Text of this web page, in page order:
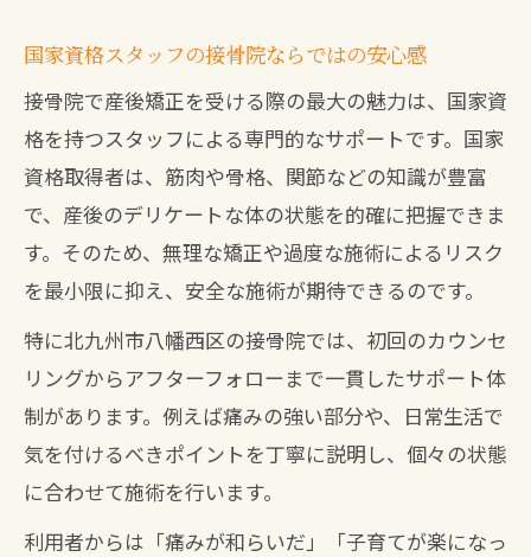
産後骨盤矯正の料金目安と続けやすさを
紹介
接骨院産後矯正の通院ペースと料金の考
え方
産後矯正は費用対効果で接骨院が選ばれ
る理由
安全な施術で健康美を目指す方法とは
接骨院で実現する産後矯正の安全性と信
頼性
国家資格保有者が行う接骨院産後矯正の
安心施術
産後矯正で健康美を叶える接骨院のサポ
ート法
国家資格スタッフの接骨院ならではの安心感
接骨院で産後矯正を受ける際の最大の魅力は、国家資
格を持つスタッフによる専門的なサポートです。国家
資格取得者は、筋肉や骨格、関節などの知識が豊富
で、産後のデリケートな体の状態を的確に把握できま
す。そのため、無理な矯正や過度な施術によるリスク
を最小限に抑え、安全な施術が期待できるのです。
特に北九州市八幡西区の接骨院では、初回のカウンセ
リングからアフターフォローまで一貫したサポート体
制があります。例えば痛みの強い部分や、日常生活で
気を付けるべきポイントを丁寧に説明し、個々の状態
に合わせて施術を行います。
利用者からは「痛みが和らいだ」「子育てが楽になっ